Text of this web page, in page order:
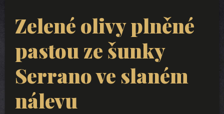
Zelené olivy plněné
pastou ze šunky
Serrano ve slaném
nálevu